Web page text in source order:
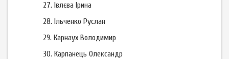
27. Івлєва Ірина
28. Ільченко Руслан
29. Карнаух Володимир
30. Карпанець Олександр